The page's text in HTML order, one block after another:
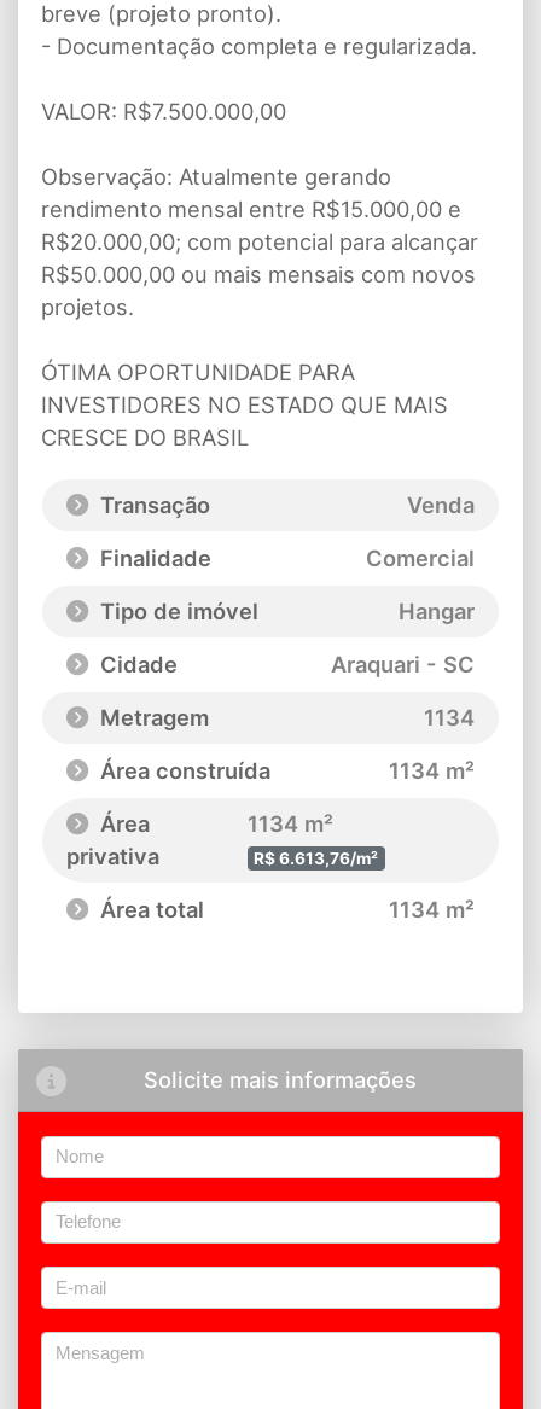
breve (projeto pronto).
- Documentação completa e regularizada.
VALOR: R$7.500.000,00
Observação: Atualmente gerando
rendimento mensal entre R$15.000,00 e
R$20.000,00; com potencial para alcançar
R$50.000,00 ou mais mensais com novos
projetos.
ÓTIMA OPORTUNIDADE PARA
INVESTIDORES NO ESTADO QUE MAIS
CRESCE DO BRASIL
Transação
Venda
Finalidade
Comercial
Tipo de imóvel
Hangar
Cidade
Araquari - SC
Metragem
1134
Área construída
1134 m²
Área
privativa
1134 m²
R$ 6.613,76/m²
Área total 1134 m²
Solicite mais informações